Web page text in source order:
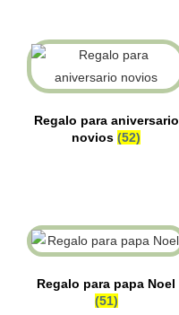
Regalo para aniversario
novios (52)
Regalo para papa Noel
(51)